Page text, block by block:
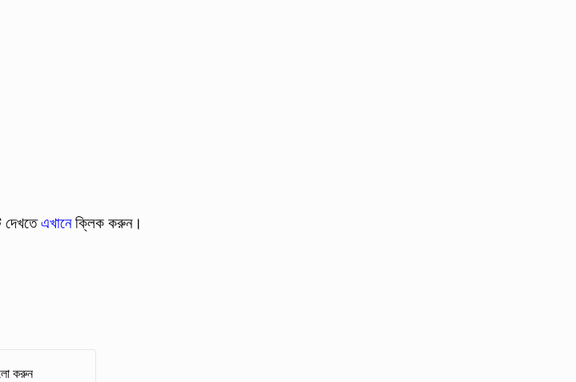
দেখতেএখানেক্লিক করুন।
করুন